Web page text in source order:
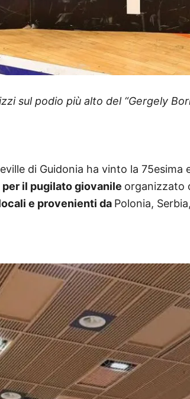
sul podio più alto del “Gergely
di Guidonia ha vinto la 75esima
il pugilato giovanile organizzato
e provenienti da Polonia,